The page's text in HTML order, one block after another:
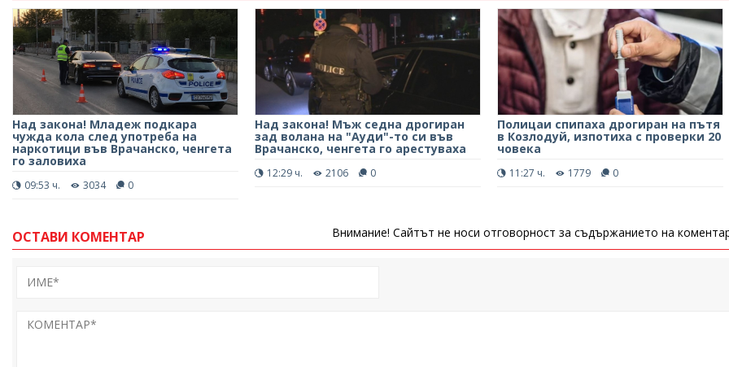
Над закона! Младеж подкара
чужда кола след употреба на
наркотици във Врачанско, ченгета
го заловиха
09:53 ч. 3034 0
Над закона! Мъж седна дрогиран
зад волана на "Ауди"-то си във
Врачанско, ченгета го арестуваха
12:29 ч. 2106 0
Полицаи спипаха дрогиран на пътя
в Козлодуй, изпотиха с проверки 20
човека
11:27 ч. 1779 0
ОСТАВИ КОМЕНТАР Внимание! Сайтът не носи отговорност за съдържанието на